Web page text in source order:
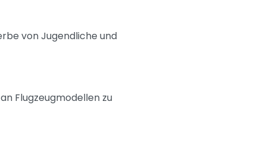
von Jugendliche und
Flugzeugmodellen zu